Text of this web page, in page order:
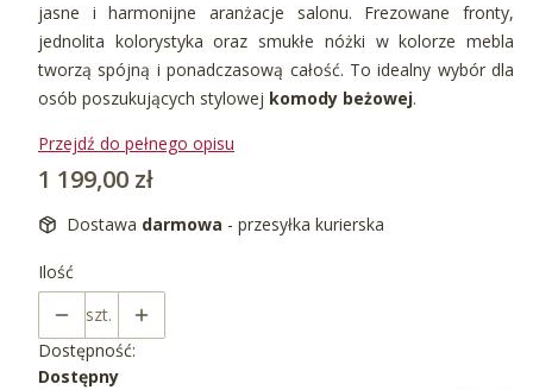
jasne i harmonijne aranżacje salonu. Frezowane fronty,
jednolita kolorystyka oraz smukłe nóżki w kolorze mebla
tworzą spójną i ponadczasową całość. To idealny wybór dla
osób poszukujących stylowej komody beżowej.
Przejdź do pełnego opisu
Cena
1 199,00 zł
Dostawa darmowa - przesyłka kurierska
Ilość
szt.
Dostępność:
Dostępny